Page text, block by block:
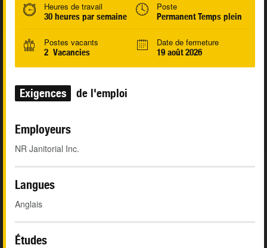
Heures de travail
30 heures par semaine
Poste
Permanent Temps plein
Postes vacants
2 Vacancies
Date de fermeture
19 août 2026
Exigences de l'emploi
Employeurs
NR Janitorial Inc.
Langues
Anglais
Études